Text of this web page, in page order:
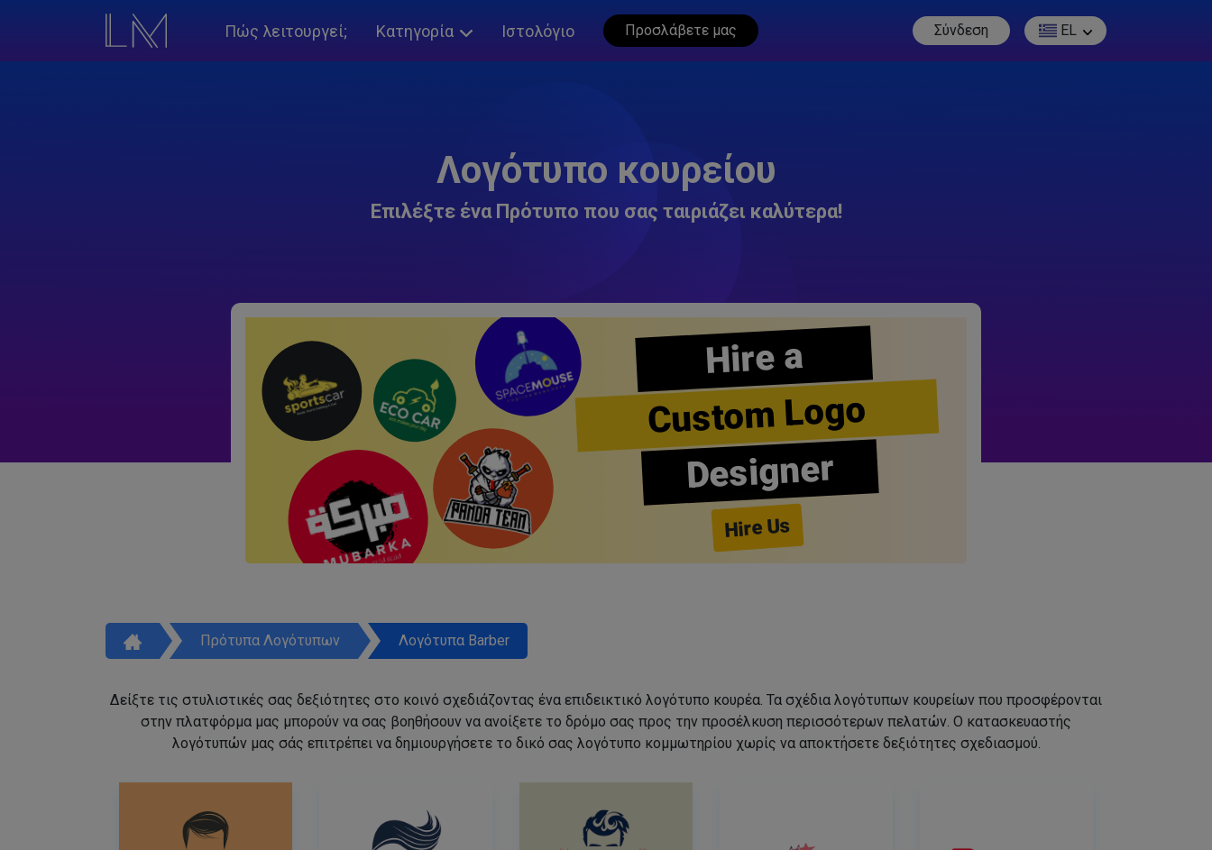
Πώς λειτουργεί; Κατηγορία Ιστολόγιο Προσλάβετε μας Σύνδεση EL
Λογότυπο κουρείου
Επιλέξτε ένα Πρότυπο που σας ταιριάζει καλύτερα!
Hire a
Custom Logo
Designer
Hire Us
Πρότυπα Λογότυπων Λογότυπα Barber
Δείξτε τις στυλιστικές σας δεξιότητες στο κοινό σχεδιάζοντας ένα επιδεικτικό λογότυπο κουρέα. Τα σχέδια λογότυπων κουρείων που προσφέρονται
στην πλατφόρμα μας μπορούν να σας βοηθήσουν να ανοίξετε το δρόμο σας προς την προσέλκυση περισσότερων πελατών. Ο κατασκευαστής
λογότυπών μας σάς επιτρέπει να δημιουργήσετε το δικό σας λογότυπο κομμωτηρίου χωρίς να αποκτήσετε δεξιότητες σχεδιασμού.